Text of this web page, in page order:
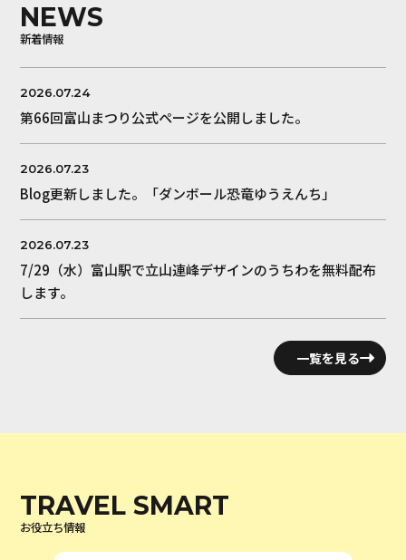
新着情報
NEWS
2026.07.24
第66回富山まつり公式ページを公開しました。
2026.07.23
Blog更新しました。「ダンボール恐竜ゆうえんち」
2026.07.23
7/29（水）富山駅で立山連峰デザインのうちわを無料配布
します。
一覧を見る
お役立ち情報
TRAVEL SMART